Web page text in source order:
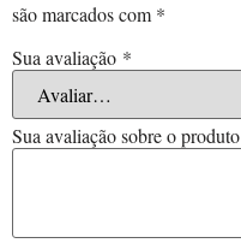
são marcados com *
Sua avaliação *
Sua avaliação sobre o produto